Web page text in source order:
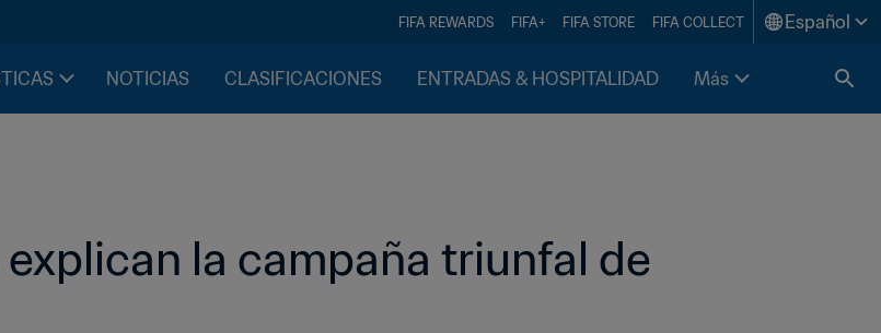
FIFA REWARDS FIFA+ FIFA STORE FIFA COLLECT Español
NOTICIAS CLASIFICACIONES ENTRADAS & HOSPITALIDAD Más
la campaña triunfal de